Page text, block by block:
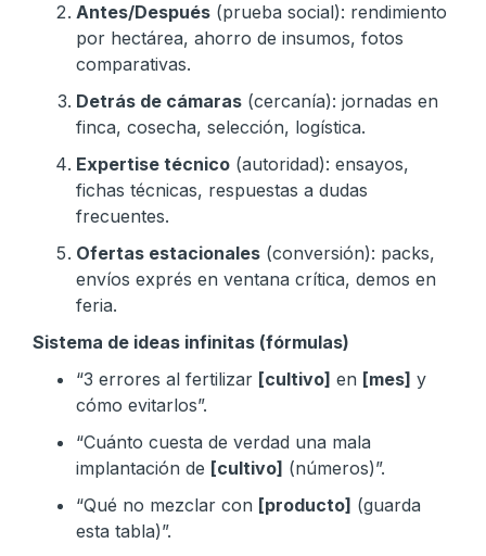
Antes/Después (prueba social): rendimiento
por hectárea, ahorro de insumos, fotos
comparativas.
Detrás de cámaras (cercanía): jornadas en
finca, cosecha, selección, logística.
Expertise técnico (autoridad): ensayos,
fichas técnicas, respuestas a dudas
frecuentes.
Ofertas estacionales (conversión): packs,
envíos exprés en ventana crítica, demos en
feria.
Sistema de ideas infinitas (fórmulas)
“3 errores al fertilizar [cultivo] en [mes] y
cómo evitarlos”.
“Cuánto cuesta de verdad una mala
implantación de [cultivo] (números)”.
“Qué no mezclar con [producto] (guarda
esta tabla)”.